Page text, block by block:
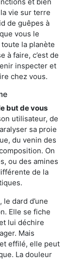
vie sur terre
de guêpes à
vous le
la planète
à faire, c’est de
inspecter et
chez vous.
but de vous
utilisateur, de
sa proie
du venin des
On
ou des amines
de la
dard d’une
Elle se fiche
lui déchire
Mais
effilé, elle peut
La douleur